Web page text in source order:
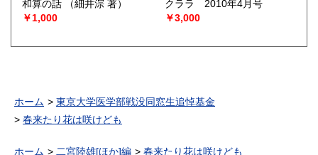
和算の話
（細井淙 著）
￥1,000
クララ 2010年4月号
￥3,000
ホーム
東京大学医学部戦没同窓生追悼基金
春来たり花は咲けども
ホーム 二宮陸雄[ほか]編 春来たり花は咲けども